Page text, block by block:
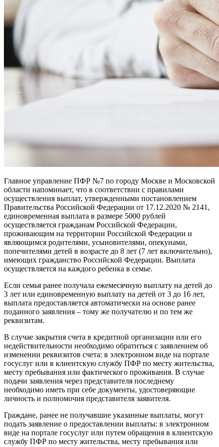
Главное управление ПФР №7 по городу Москве и Московской
области напоминает, что в соответствии с правилами
осуществления выплат, утвержденными постановлением
Правительства Российской Федерации от 17.12.2020 № 2141,
единовременная выплата в размере 5000 рублей
осуществляется гражданам Российской Федерации,
проживающим на территории Российской Федерации и
являющимся родителями, усыновителями, опекунами,
попечителями детей в возрасте до 8 лет (7 лет включительно),
имеющих гражданство Российской Федерации. Выплата
осуществляется на каждого ребенка в семье.
Если семья ранее получала ежемесячную выплату на детей до
3 лет или единовременную выплату на детей от 3 до 16 лет,
выплата предоставляется автоматически на основе ранее
поданного заявления – тому же получателю и по тем же
реквизитам.
В случае закрытия счета в кредитной организации или его
недействительности необходимо обратиться с заявлением об
изменении реквизитов счета: в электронном виде на портале
госуслуг или в клиентскую службу ПФР по месту жительства,
месту пребывания или фактического проживания. В случае
подачи заявления через представителя последнему
необходимо иметь при себе документы, удостоверяющие
личность и полномочия представителя заявителя.
Граждане, ранее не получавшие указанные выплаты, могут
подать заявление о предоставлении выплаты: в электронном
виде на портале госуслуг или путем обращения в клиентскую
службу ПФР по месту жительства, месту пребывания или